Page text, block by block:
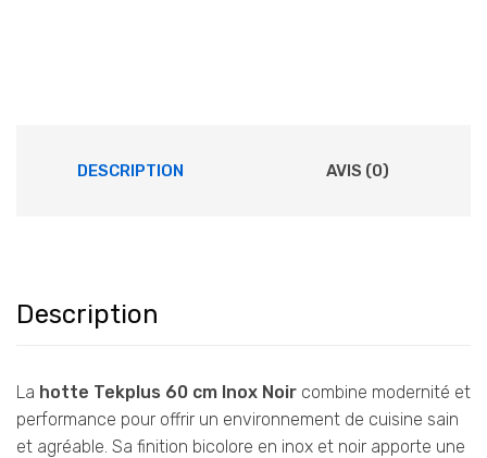
د.م.633,00.
د.م.569,00.
DESCRIPTION AVIS (0)
Description
La hotte Tekplus 60 cm Inox Noir combine modernité et
performance pour offrir un environnement de cuisine sain
et agréable. Sa finition bicolore en inox et noir apporte une